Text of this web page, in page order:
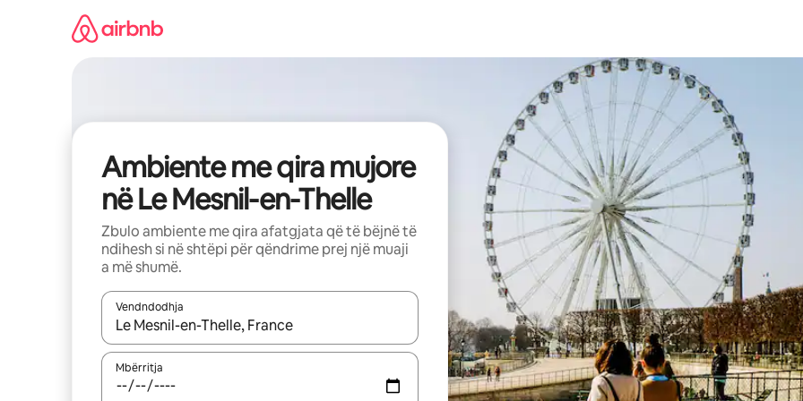
Ambiente me qira mujore
në Le Mesnil-en-Thelle
Zbulo ambiente me qira afatgjata që të bëjnë të
ndihesh si në shtëpi për qëndrime prej një muaji
a më shumë.
Vendndodhja
Kur rezultatet të jenë të disponueshme, lëviz me butonat e shigjetave lart e poshtë ose eksploro duke prekur ose duke
Mbërritja